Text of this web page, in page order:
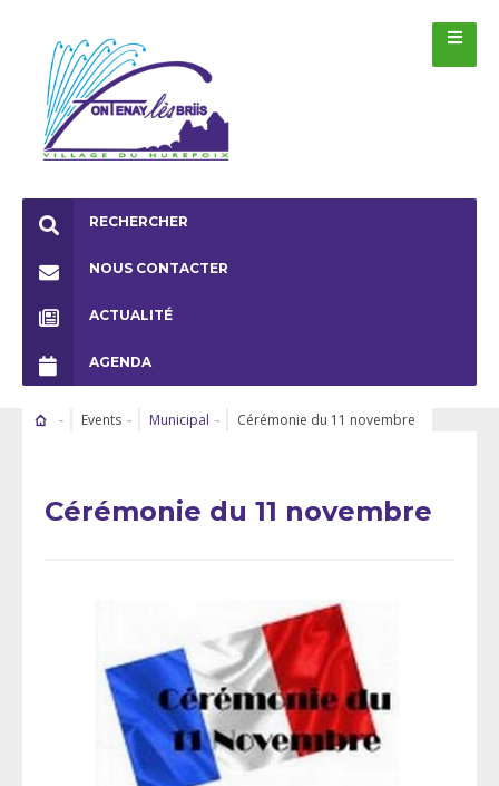
RECHERCHER
NOUS CONTACTER
ACTUALITÉ
AGENDA
Events Municipal Cérémonie du 11 novembre
Cérémonie du 11 novembre